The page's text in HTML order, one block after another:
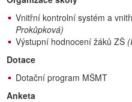
Vnitřní kontrolní systém a
Prokůpková)
Výstupní hodnocení žáků ZŠ
Dotace
Dotační program MŠMT
Anketa